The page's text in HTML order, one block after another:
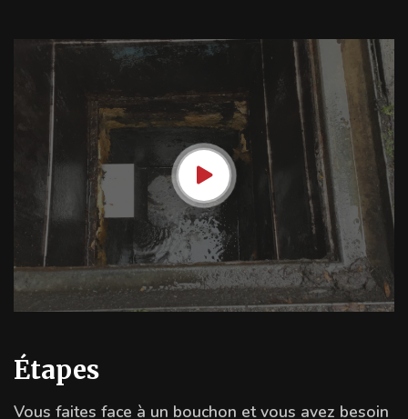
Étapes
Vous faites face à un bouchon et vous avez besoin